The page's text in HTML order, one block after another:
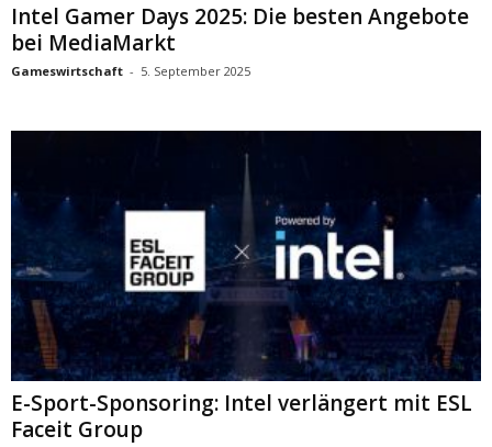
Intel Gamer Days 2025: Die besten Angebote
bei MediaMarkt
Gameswirtschaft - 5. September 2025
E-Sport-Sponsoring: Intel verlängert mit ESL
Faceit Group